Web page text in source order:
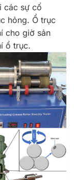
các sự cố
hỏng. Ổ trục
cho giờ sản
ổ trục.